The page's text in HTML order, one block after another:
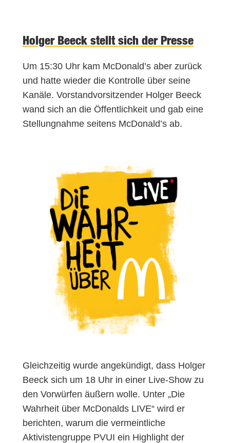
Holger Beeck stellt sich der Presse
Um 15:30 Uhr kam McDonald’s aber zurück
und hatte wieder die Kontrolle über seine
Kanäle. Vorstandvorsitzender Holger Beeck
wand sich an die Öffentlichkeit und gab eine
Stellungnahme seitens McDonald’s ab.
Gleichzeitig wurde angekündigt, dass Holger
Beeck sich um 18 Uhr in einer Live-Show zu
den Vorwürfen äußern wolle. Unter „Die
Wahrheit über McDonalds LIVE“ wird er
berichten, warum die vermeintliche
Aktivistengruppe PVUI ein Highlight der